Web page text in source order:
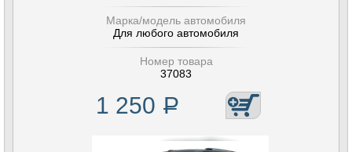
Марка/модель автомобиля
Для любого автомобиля
Номер товара
37083
1 250 Р